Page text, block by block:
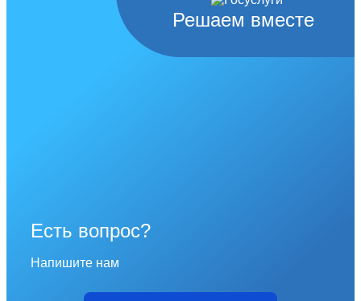
Решаем вместе
Есть вопрос?
Напишите нам